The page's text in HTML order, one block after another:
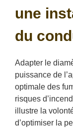
une
du
Adapter le
puissance de
optimale des
risques
illustre la
d’optimiser la